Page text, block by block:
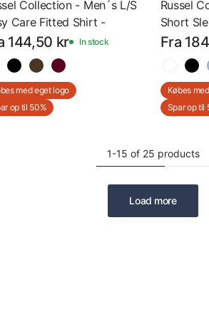
Collection - Men´s L/S
Care Fitted Shirt -
Skjorte - Z946 -
Eget Logo
144,50 kr In stock
med eget logo
op til 50%
Russel
Short
Iron
- Z957 -
Fra
Købes
Spar op til
1-15 of 25 products
Load more